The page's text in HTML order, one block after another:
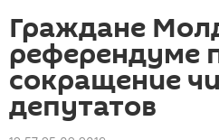
Граждане
референдуме
сокращение
депутатов